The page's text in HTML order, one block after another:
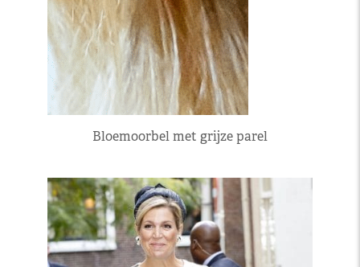
Bloemoorbel met grijze parel